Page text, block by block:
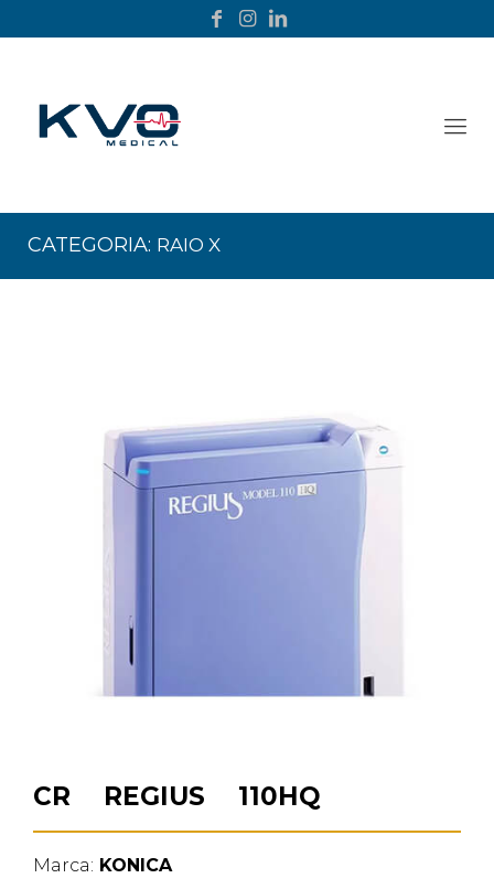
CATEGORIA: RAIO X
CR REGIUS 110HQ
Marca: KONICA